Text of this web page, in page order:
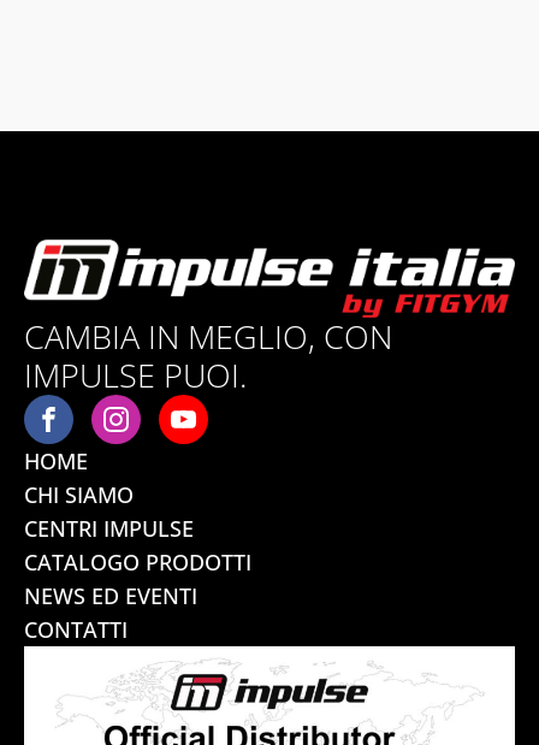
CAMBIA IN MEGLIO, CON
IMPULSE PUOI.
HOME
CHI SIAMO
CENTRI IMPULSE
CATALOGO PRODOTTI
NEWS ED EVENTI
CONTATTI